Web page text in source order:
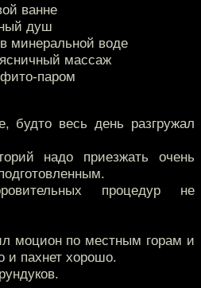
ванне
душ
минеральной воде
массаж
паром
будто весь день разгружал
надо приезжать очень
процедур не
моцион по местным горам и
и пахнет хорошо.